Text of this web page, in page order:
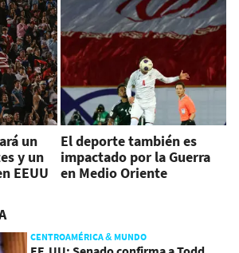
un
y un
EEUU
El deporte también es
impactado por la Guerra
en Medio Oriente
CENTROAMÉRICA & MUNDO